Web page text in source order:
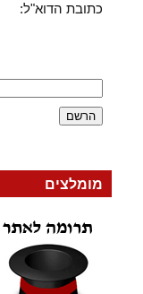
כתובת הדוא"ל:
מומלצים